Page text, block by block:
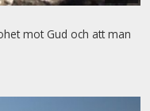
mot Gud och att man